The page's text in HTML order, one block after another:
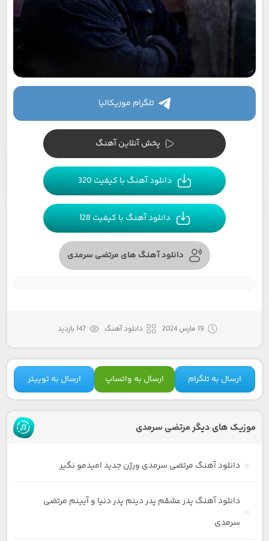
تلگرام موزیکالیا
پخش آنلاین آهنگ
دانلود آهنگ با کیفیت 320
دانلود آهنگ با کیفیت 128
دانلود آهنگ های مرتضی سرمدی
19 مارس 2024 دانلود آهنگ 147 بازدید
ارسال به تلگرام ارسال به واتساپ ارسال به توییتر
موزیک های دیگر مرتضی سرمدی
دانلود آهنگ مرتضی سرمدی ورژن جدید امیدمو نگیر
دانلود آهنگ پدر عشقم پدر دینم پدر دنیا و آیینم مرتضی
سرمدی